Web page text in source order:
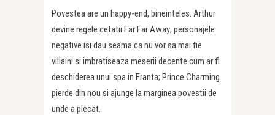
Povestea are un happy-end, bineinteles. Arthur
devine regele cetatii Far Far Away; personajele
negative isi dau seama ca nu vor sa mai fie
villaini si imbratiseaza meserii decente cum ar fi
deschiderea unui spa in Franta; Prince Charming
pierde din nou si ajunge la marginea povestii de
unde a plecat.